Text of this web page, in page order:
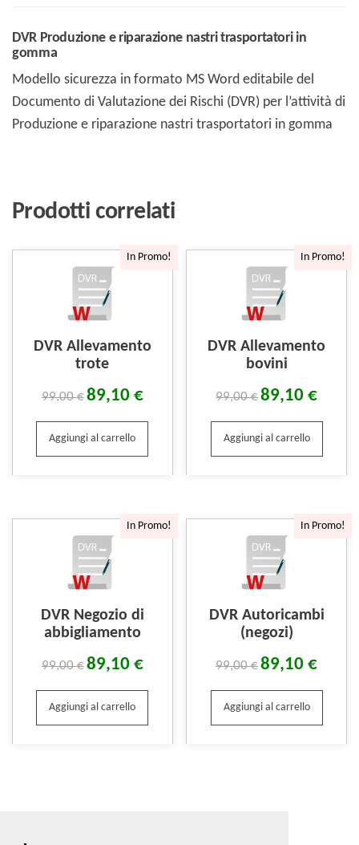
DVR Produzione e riparazione nastri trasportatori in
gomma
Modello sicurezza in formato MS Word editabile del
Documento di Valutazione dei Rischi (DVR) per l’attività di
Produzione e riparazione nastri trasportatori in gomma
Prodotti correlati
In Promo!
DVR Allevamento
trote
99,00€89,10 €
Aggiungi al carrello
In Promo!
DVR Allevamento
bovini
99,00€89,10€
Aggiungi al carrello
In Promo!
DVR Negozio di
abbigliamento
99,00€89,10 €
Aggiungi al carrello
In Promo!
DVR Autoricambi
(negozi)
99,00€89,10€
Aggiungi al carrello